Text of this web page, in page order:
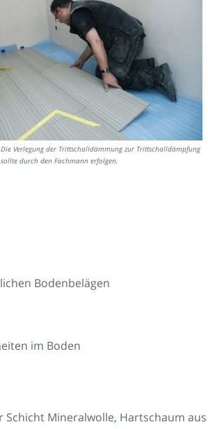
Die Verlegung der Trittschalldämmung zur Trittschalldämpfung
sollte durch den Fachmann erfolgen.
Bodenbelägen
im Boden
Mineralwolle, Hartschaum aus